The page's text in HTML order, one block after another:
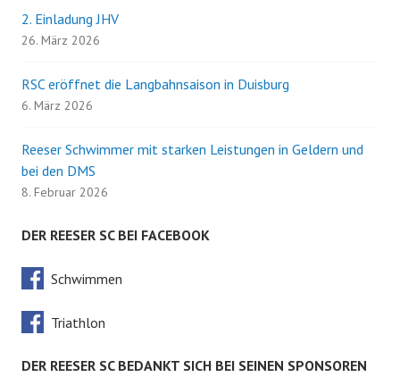
2. Einladung JHV
26. März 2026
RSC eröffnet die Langbahnsaison in Duisburg
6. März 2026
Reeser Schwimmer mit starken Leistungen in Geldern und
bei den DMS
8. Februar 2026
DER REESER SC BEI FACEBOOK
Schwimmen
Triathlon
DER REESER SC BEDANKT SICH BEI SEINEN SPONSOREN